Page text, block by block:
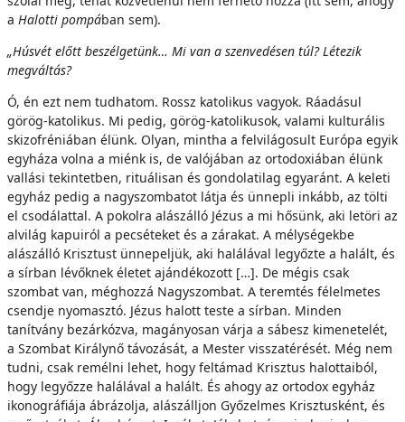
a Halotti pompában sem).
„Húsvét előtt beszélgetünk… Mi van a szenvedésen túl? Létezik
megváltás?
Ó, én ezt nem tudhatom. Rossz katolikus vagyok. Ráadásul
görög-katolikus. Mi pedig, görög-katolikusok, valami kulturális
skizofréniában élünk. Olyan, mintha a felvilágosult Európa egyik
egyháza volna a miénk is, de valójában az ortodoxiában élünk
vallási tekintetben, rituálisan és gondolatilag egyaránt. A keleti
egyház pedig a nagyszombatot látja és ünnepli inkább, az tölti
el csodálattal. A pokolra alászálló Jézus a mi hősünk, aki letöri az
alvilág kapuiról a pecséteket és a zárakat. A mélységekbe
alászálló Krisztust ünnepeljük, aki halálával legyőzte a halált, és
a sírban lévőknek életet ajándékozott […]. De mégis csak
szombat van, méghozzá Nagyszombat. A teremtés félelmetes
csendje nyomasztó. Jézus halott teste a sírban. Minden
tanítvány bezárkózva, magányosan várja a sábesz kimenetelét,
a Szombat Királynő távozását, a Mester visszatérését. Még nem
tudni, csak remélni lehet, hogy feltámad Krisztus halottaiból,
hogy legyőzze halálával a halált. És ahogy az ortodox egyház
ikonográfiája ábrázolja, alászálljon Győzelmes Krisztusként, és